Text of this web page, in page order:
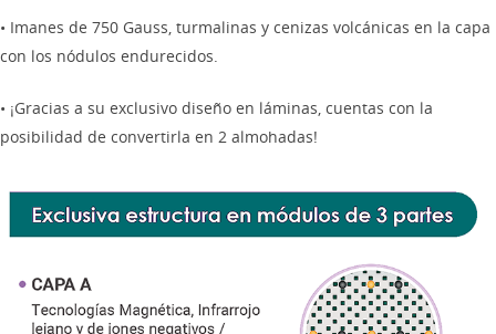
• Imanes de 750 Gauss, turmalinas y cenizas volcánicas en la capa
con los nódulos endurecidos.
• ¡Gracias a su exclusivo diseño en láminas, cuentas con la
posibilidad de convertirla en 2 almohadas!